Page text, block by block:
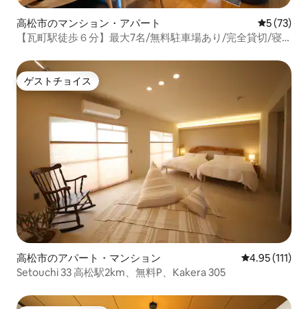
高松市のマンション・アパート レビュー
5 (73)
【瓦町駅徒歩６分】最大7名/無料駐車場あり/完全貸切/寝
ゲストチョイス
ゲストチョイス
高松市のアパート・マンション レビュー111
4.95 (111)
Setouchi 33 高松駅2km、無料P、Kakera 305